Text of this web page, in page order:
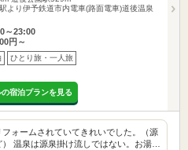
より伊予鉄道市内電車(路面電車)道後温泉
～23:00
円～
ひとり旅・一人旅
宿泊プランを見る
ォームされていてきれいでした。（源
温泉は源泉掛け流しではない。お湯…